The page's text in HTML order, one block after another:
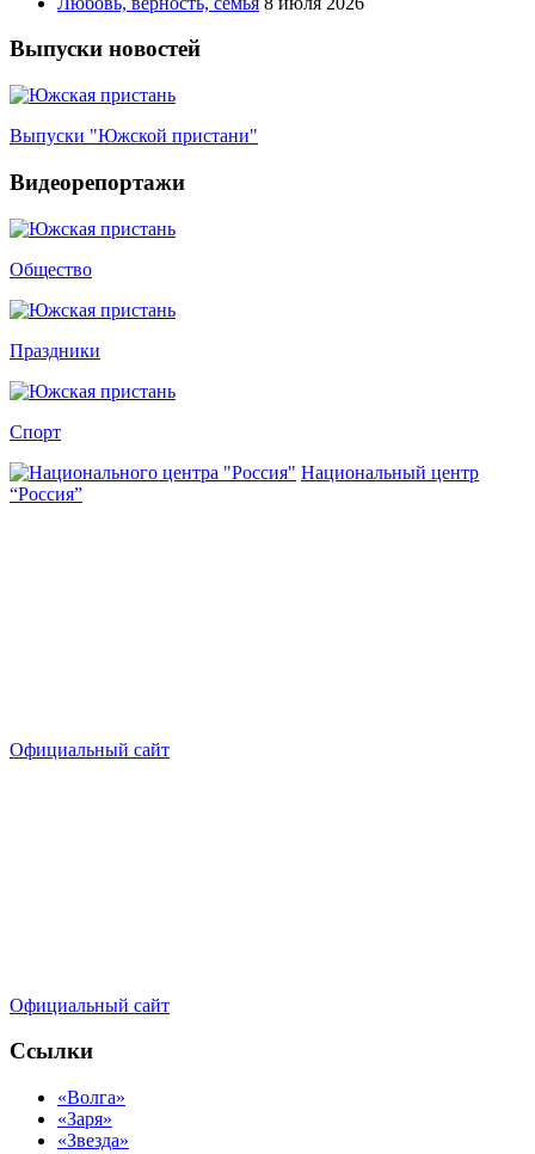
Выпуски новостей
Выпуски "Южской пристани"
Видеорепортажи
Общество
Праздники
Спорт
Национальный центр
“Россия”
Официальный сайт
Официальный сайт
Ссылки
«Волга»
«Заря»
«Звезда»